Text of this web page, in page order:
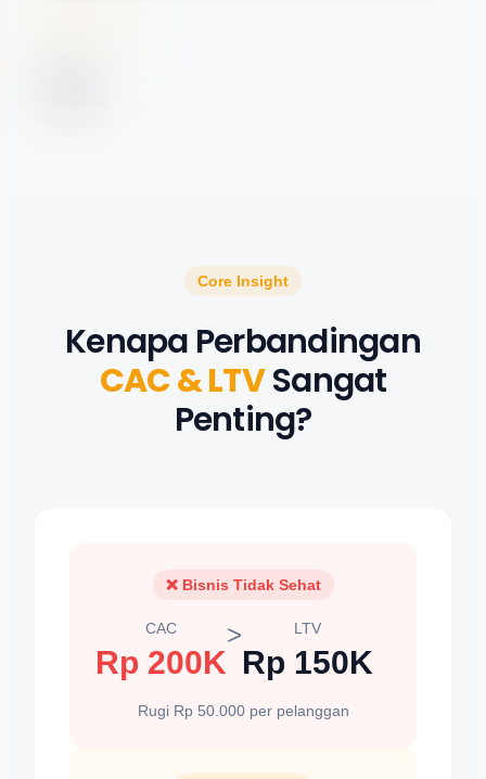
Core Insight
Kenapa Perbandingan
CAC & LTVSangat
Penting?
❌ Bisnis Tidak Sehat
CAC
Rp 200K
> LTV
Rp 150K
Rugi Rp 50.000 per pelanggan